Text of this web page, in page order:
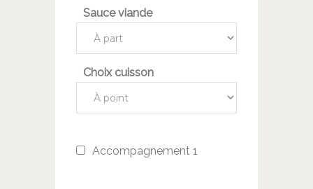
Sauce viande
Choix cuisson
Accompagnement 1